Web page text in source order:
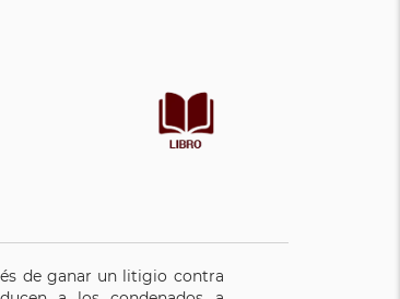
de ganar un litigio contra